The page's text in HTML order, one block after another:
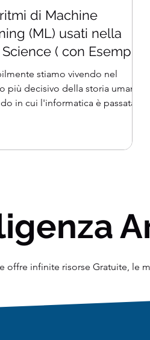
di Machine
(ML) usati nella
( con Esempi
di ML in Python )
stiamo vivendo nel
più decisivo della storia umana.
in cui l'informatica è passata
offre infinite risorse Gratuite, le